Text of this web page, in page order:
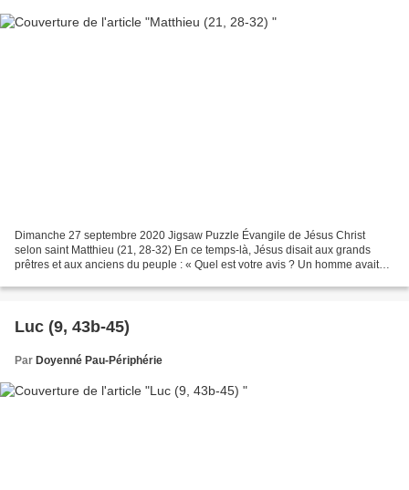
Dimanche 27 septembre 2020 Jigsaw Puzzle Évangile de Jésus Christ
selon saint Matthieu (21, 28-32) En ce temps-là, Jésus disait aux grands
prêtres et aux anciens du peuple : « Quel est votre avis ? Un homme avait
Luc (9, 43b-45)
Par Doyenné Pau-Périphérie